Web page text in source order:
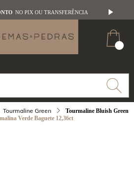
NO PIX OU TRANSFERÊNCIA
Tourmaline Green
Tourmaline Bluish Green
Verde Baguete 12,36ct